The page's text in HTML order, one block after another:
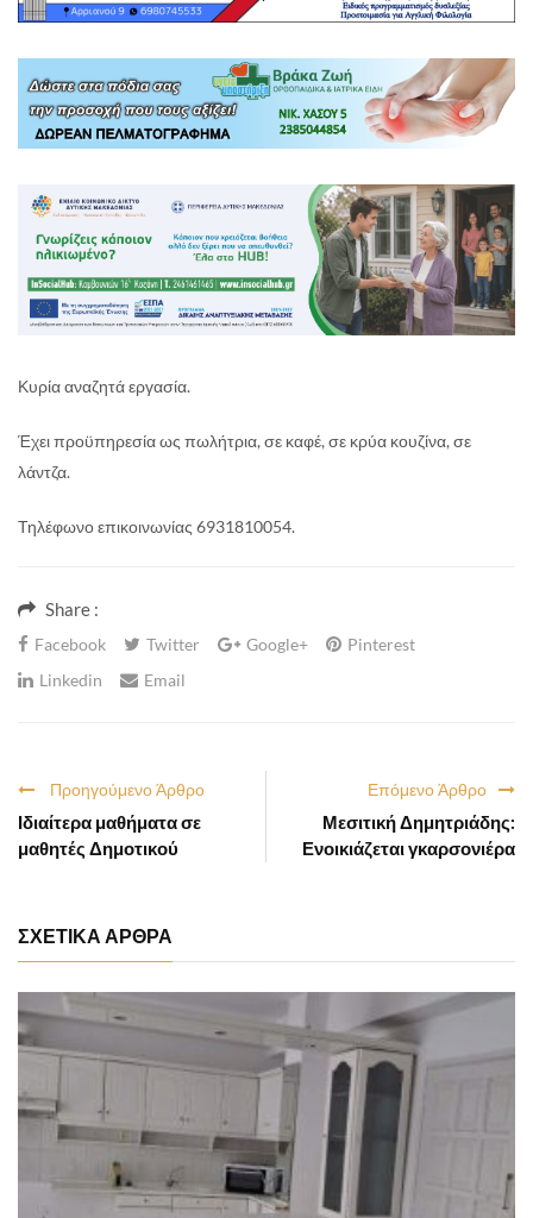
Κυρία αναζητά εργασία.
Έχει προϋπηρεσία ως πωλήτρια, σε καφέ, σε κρύα κουζίνα, σε
λάντζα.
Τηλέφωνο επικοινωνίας 6931810054.
Share :
Facebook Twitter Google+
Pinterest
Linkedin
Email
Επόμενο Άρθρο
Μεσιτική Δημητριάδης:
Ενοικιάζεται γκαρσονιέρα
Προηγούμενο Άρθρο
Ιδιαίτερα μαθήματα σε
μαθητές Δημοτικού
ΣΧΕΤΙΚΑ ΑΡΘΡΑ